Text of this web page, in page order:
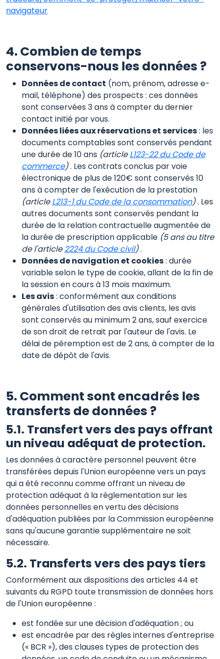
navigateur
4. Combien de temps
conservons-nous les données ?
Données de contact (nom, prénom, adresse e-
mail, téléphone) des prospects : ces données
sont conservées 3 ans à compter du dernier
contact initié par vous.
Données liées aux réservations et services: les
documents comptables sont conservés pendant
une durée de 10 ans (articleL123-22 du Code de
commerce). Les contrats conclus par voie
électronique de plus de 120€ sont conservés 10
ans à compter de l'exécution de la prestation
(articleL213-1 du Code de la consommation). Les
autres documents sont conservés pendant la
durée de la relation contractuelle augmentée de
la durée de prescription applicable (5 ans au titre
de l'article2224 du Code civil).
Données de navigation et cookies: durée
variable selon le type de cookie, allant de la fin de
la session en cours à 13 mois maximum.
Les avis: conformément aux conditions
générales d'utilisation des avis clients, les avis
sont conservés au minimum 2 ans, sauf exercice
de son droit de retrait par l'auteur de l'avis. Le
délai de péremption est de 2 ans, à compter de la
date de dépôt de l'avis.
5. Comment sont encadrés les
transferts de données ?
5.1. Transfert vers des pays offrant
un niveau adéquat de protection.
Les données à caractère personnel peuvent être
transférées depuis l'Union européenne vers un pays
qui a été reconnu comme offrant un niveau de
protection adéquat à la règlementation sur les
données personnelles en vertu des décisions
d'adéquation publiées par la Commission européenne
sans qu'aucune garantie supplémentaire ne soit
nécessaire.
5.2. Transferts vers des pays tiers
Conformément aux dispositions des articles 44 et
suivants du RGPD toute transmission de données hors
de l'Union européenne :
est fondée sur une décision d'adéquation ; ou
est encadrée par des règles internes d'entreprise
(« BCR »), des clauses types de protection des